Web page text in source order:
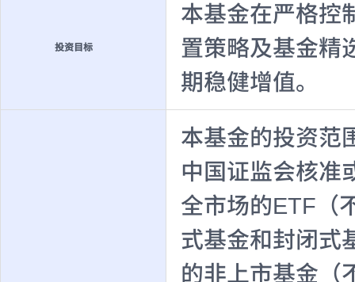
投资目标
本基金在严格控
置策略及基金精
期稳健增值。
本基金的投资范
中国证监会核准
全市场的ETF（
式基金和封闭式
的非上市基金（